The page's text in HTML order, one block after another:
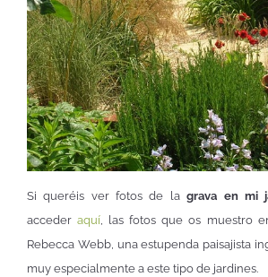
Si queréis ver fotos de lagrava en mi
accederaquí, las fotos que os muestro
Rebecca Webb, una estupenda paisajista
muy especialmente a este tipo de jardines.